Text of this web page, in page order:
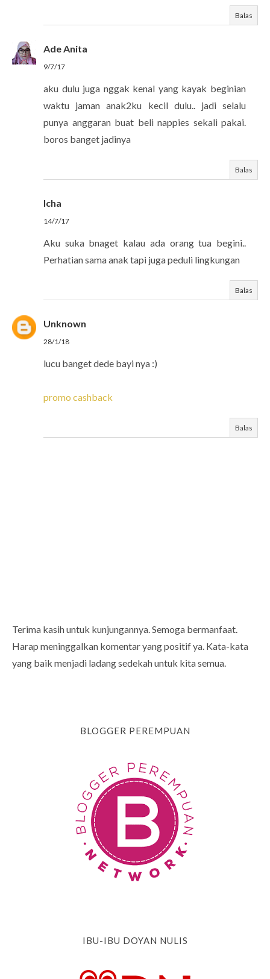
Balas
Ade Anita
9/7/17
aku dulu juga nggak kenal yang kayak beginian
waktu jaman anak2ku kecil dulu.. jadi selalu
punya anggaran buat beli nappies sekali pakai.
boros banget jadinya
Balas
Icha
14/7/17
Aku suka bnaget kalau ada orang tua begini..
Perhatian sama anak tapi juga peduli lingkungan
Balas
Unknown
28/1/18
lucu banget dede bayi nya :)
promo cashback
Balas
Terima kasih untuk kunjungannya. Semoga bermanfaat.
Harap meninggalkan komentar yang positif ya. Kata-kata
yang baik menjadi ladang sedekah untuk kita semua.
BLOGGER PEREMPUAN
IBU-IBU DOYAN NULIS